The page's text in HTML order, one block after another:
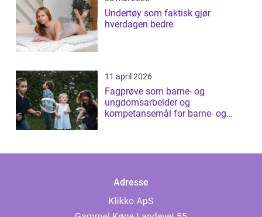
Undertøy som faktisk gjør
hverdagen bedre
11 april 2026
Fagprøve som barne- og
ungdomsarbeider og
kompetansemål for barne- og
Adresse